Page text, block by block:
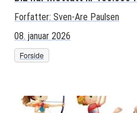
Forfatter: Sven-Are Paulsen
08. januar 2026
Forside